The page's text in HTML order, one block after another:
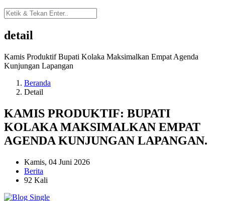
detail
Kamis Produktif Bupati Kolaka Maksimalkan Empat Agenda
Kunjungan Lapangan
Beranda
Detail
KAMIS PRODUKTIF: BUPATI
KOLAKA MAKSIMALKAN EMPAT
AGENDA KUNJUNGAN LAPANGAN.
Kamis, 04 Juni 2026
Berita
92 Kali